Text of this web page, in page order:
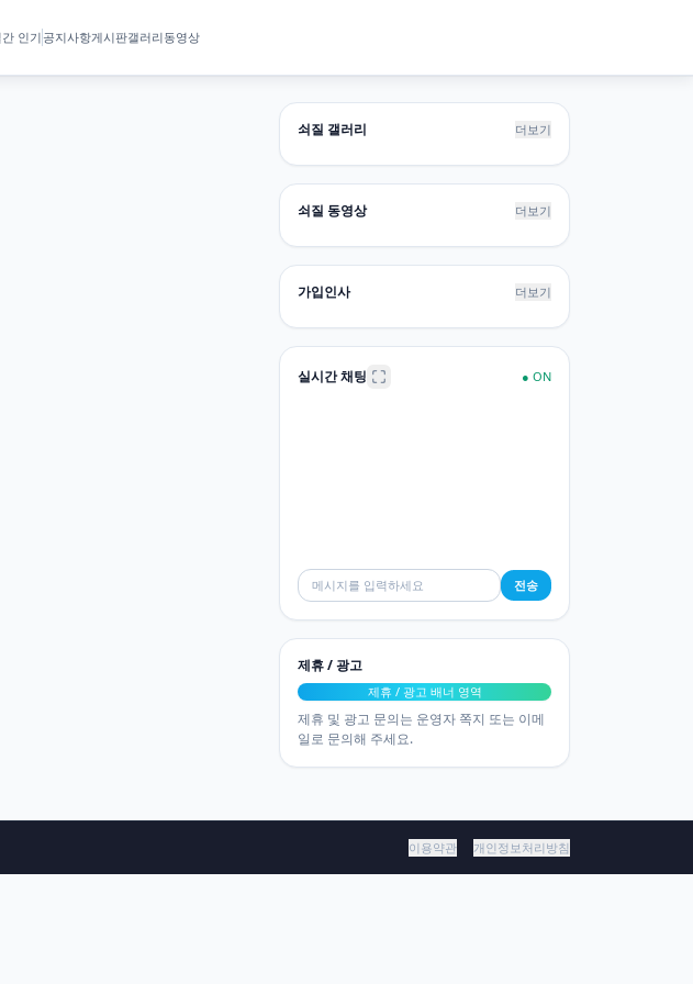
간 인기공지사항게시판갤러리동영상
쇠질 갤러리 더보기
쇠질 동영상 더보기
가입인사 더보기
실시간 채팅 ● ON
전송
제휴 / 광고
제휴 / 광고 배너 영역
제휴 및 광고 문의는 운영자 쪽지 또는 이메
일로 문의해 주세요.
이용약관 개인정보처리방침